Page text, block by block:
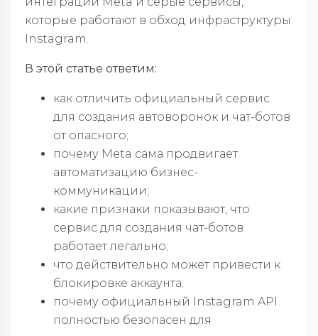
которые работают в обход инфраструктуры
Instagram.
В этой статье ответим:
как отличить официальный сервис
для создания автоворонок и чат-ботов
от опасного;
почему Meta сама продвигает
автоматизацию бизнес-
коммуникации;
какие признаки показывают, что
сервис для создания чат-ботов
работает легально;
что действительно может привести к
блокировке аккаунта;
почему официальный Instagram API
полностью безопасен для